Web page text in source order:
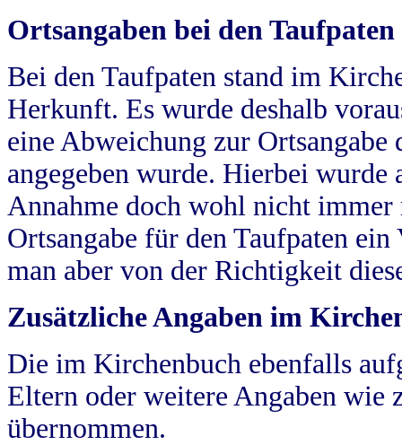
Ortsangaben bei den Taufpaten
Bei den Taufpaten stand im
Herkunft. Es wurde deshalb
eine Abweichung zur
angegeben wurde. Hierbei wurde
Annahme doch wohl nicht
Ortsangabe für den Taufpaten
man aber von der Richtigkeit
Zusätzliche Angaben im
Die im Kirchenbuch ebenfalls
Eltern oder weitere Angaben wie
übernommen.